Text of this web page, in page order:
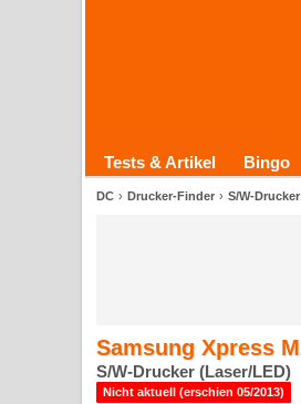
Tests & Artikel Bingo
DC Drucker-Finder S/W-
Samsung Xpress
S/W-Drucker (Laser/LED)
Nicht aktuell (erschien 05/2013)